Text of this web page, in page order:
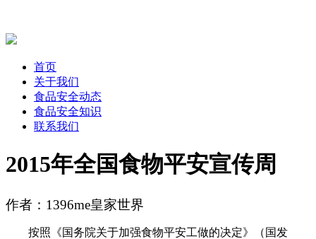
首页
关于我们
食品安全动态
食品安全知识
联系我们
2015年全国食物平安宣传周
作者：1396me皇家世界
按照《国务院关于加强食物平安工做的决定》（国发